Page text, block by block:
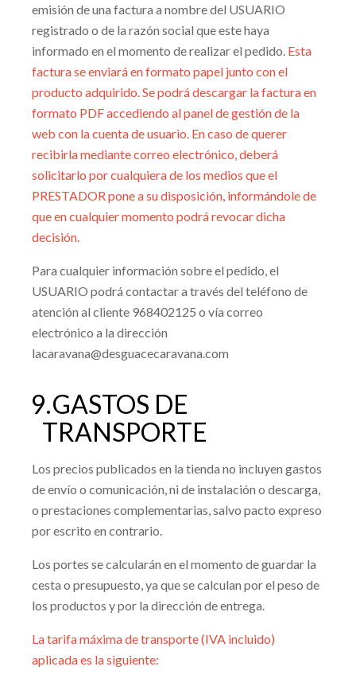
emisión de una factura a nombre del USUARIO
registrado o de la razón social que este haya
informado en el momento de realizar el pedido. Esta
factura se enviará en formato papel junto con el
producto adquirido. Se podrá descargar la factura en
formato PDF accediendo al panel de gestión de la
web con la cuenta de usuario. En caso de querer
recibirla mediante correo electrónico, deberá
solicitarlo por cualquiera de los medios que el
PRESTADOR pone a su disposición, informándole de
que en cualquier momento podrá revocar dicha
decisión.
Para cualquier información sobre el pedido, el
USUARIO podrá contactar a través del teléfono de
atención al cliente 968402125 o vía correo
electrónico a la dirección
lacaravana@desguacecaravana.com
9.GASTOS DE
TRANSPORTE
Los precios publicados en la tienda no incluyen gastos
de envío o comunicación, ni de instalación o descarga,
o prestaciones complementarias, salvo pacto expreso
por escrito en contrario.
Los portes se calcularán en el momento de guardar la
cesta o presupuesto, ya que se calculan por el peso de
los productos y por la dirección de entrega.
La tarifa máxima de transporte (IVA incluido)
aplicada es la siguiente: